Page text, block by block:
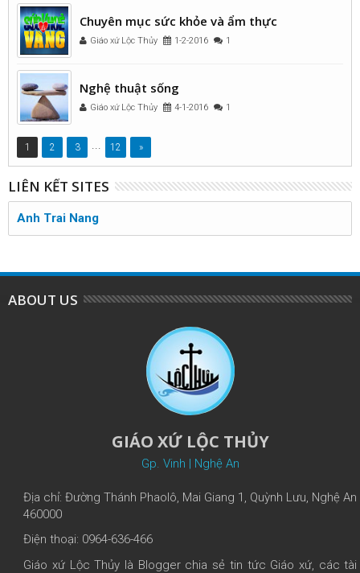
Chuyên mục sức khỏe và ẩm thực
Giáo xứ Lộc Thủy 1-2-2016 1
Nghệ thuật sống
Giáo xứ Lộc Thủy 4-1-2016 1
1 2 3 ... 12 »
LIÊN KẾT SITES
Anh Trai Nang
ABOUT US
GIÁO XỨ LỘC THỦY
Gp. Vinh | Nghệ An
Địa chỉ: Đường Thánh Phaolô, Mai Giang 1, Quỳnh Lưu, Nghệ An
460000
Điện thoại: 0964-636-466
Giáo xứ Lộc Thủy là Blogger chia sẻ tin tức Giáo xứ, các tài